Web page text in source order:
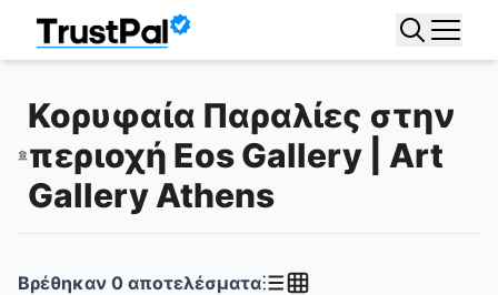
Κορυφαία Παραλίες στην
περιοχή Eos Gallery | Art
Gallery Athens
Βρέθηκαν 0 αποτελέσματα